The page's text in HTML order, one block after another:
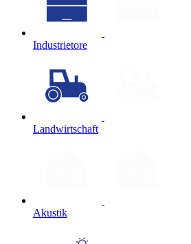
Industrietore
Landwirtschaft
Akustik